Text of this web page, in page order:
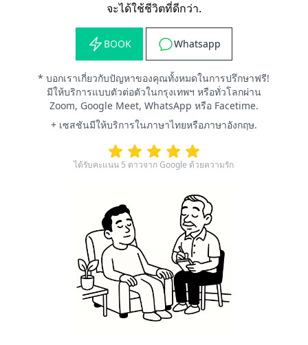
จะได้ใช้ชีวิตที่ดีกว่า.
BOOK Whatsapp
* บอกเราเกี่ยวกับปัญหาของคุณทั้งหมดในการปรึกษาฟรี!
มีให้บริการแบบตัวต่อตัวในกรุงเทพฯ หรือทั่วโลกผ่าน
Zoom, Google Meet, WhatsApp หรือ Facetime.
+ เซสชันมีให้บริการในภาษาไทยหรือภาษาอังกฤษ.
ได้รับคะแนน 5 ดาวจาก Google ด้วยความรัก